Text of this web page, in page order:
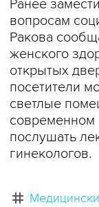
Ранее
вопросам
Ракова
женского
открытых
посетители
светлые
современном
послушать
гинекологов.